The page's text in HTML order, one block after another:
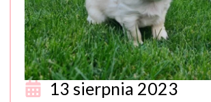
13 sierpnia 2023